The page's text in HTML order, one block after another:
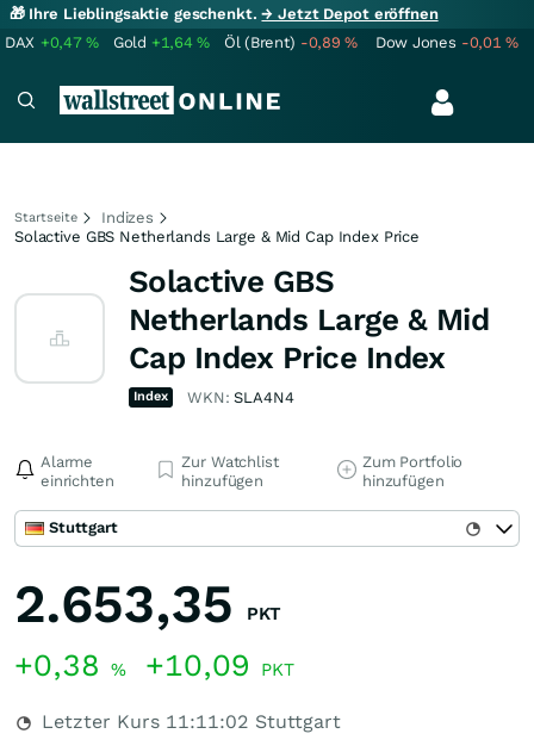
🎁 Ihre Lieblingsaktie geschenkt.→ Jetzt Depot eröffnen
DAX +0,47% Gold +1,64% Öl (Brent) -0,89% Dow Jones -0,01%
Startseite
Indizes
Solactive GBS Netherlands Large & Mid Cap Index Price
Solactive GBS
Netherlands Large & Mid
Cap Index Price Index
Index WKN:SLA4N4
Alarme
einrichten
Zur Watchlist
hinzufügen
Zum Portfolio
hinzufügen
Stuttgart
2.653,35 PKT
+0,38 % +10,09 PKT
Letzter Kurs 11:11:02 Stuttgart